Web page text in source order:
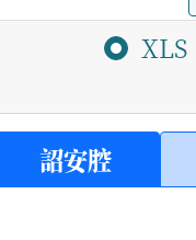
XLS
詔安腔